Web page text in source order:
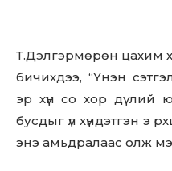
Т.Дэлгэрмөрөн цахим
бичихдээ, “Үнэн
эр хүн со хор дү
бусдыг үл хүндэтгэн э
энэ амьдралаас олж